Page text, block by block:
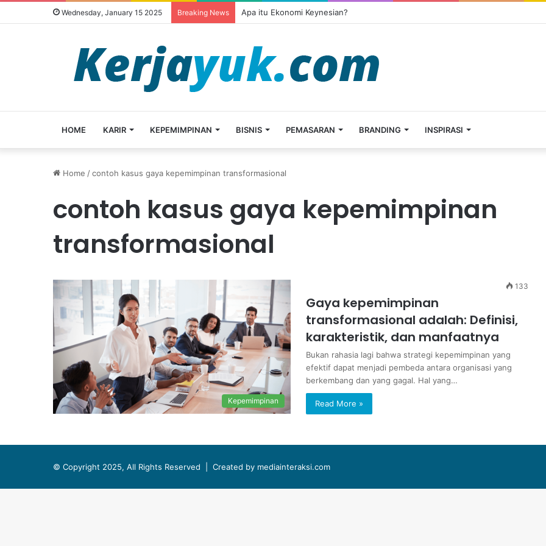
Wednesday, January 15 2025 Breaking News Apa itu Ekonomi Keynesian?
HOME KARIR KEPEMIMPINAN BISNIS PEMASARAN BRANDING INSPIRASI
Home /contoh kasus gaya kepemimpinan transformasional
contoh kasus gaya kepemimpinan
transformasional
Kepemimpinan
133
Gaya kepemimpinan
transformasional adalah: Definisi,
karakteristik, dan manfaatnya
Bukan rahasia lagi bahwa strategi kepemimpinan yang
efektif dapat menjadi pembeda antara organisasi yang
berkembang dan yang gagal. Hal yang…
Read More »
© Copyright 2025, All Rights Reserved | Created by mediainteraksi.com